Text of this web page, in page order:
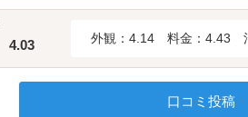
5つ星のうち4
4.03 外観：4.14 料金：4.43
口コミ投稿